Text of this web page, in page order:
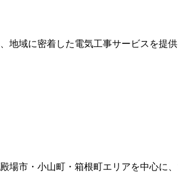
地域に密着した電気工事サービスを提
場市・小山町・箱根町エリアを中心に